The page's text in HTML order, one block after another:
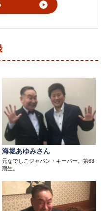
海堀あゆみさん
元なでしこジャパン・キーパー。第63
期生。